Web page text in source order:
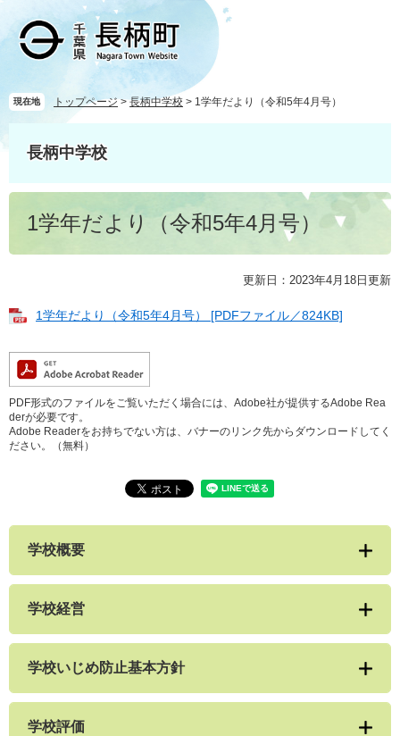
ー
す
ニ
し
文
現在地 トップページ >長柄中学校 > 1学年だより（令和5年4月号）
長柄中学校
1学年だより（令和5年4月号）
更新日：2023年4月18日更新
1学年だより（令和5年4月号） [PDFファイル／824KB]
PDF形式のファイルをご覧いただく場合には、Adobe社が提供するAdobe Rea
derが必要です。
Adobe Readerをお持ちでない方は、バナーのリンク先からダウンロードしてく
ださい。（無料）
学校概要
学校経営
学校いじめ防止基本方針
学校評価